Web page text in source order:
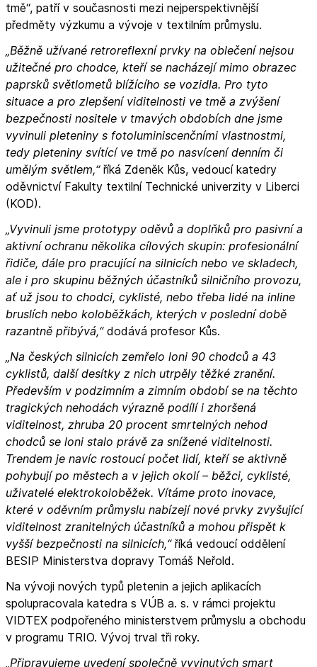
tmě“, patří v současnosti mezi nejperspektivnější
předměty výzkumu a vývoje v textilním průmyslu.
„Běžně užívané retroreflexní prvky na oblečení nejsou
užitečné pro chodce, kteří se nacházejí mimo obrazec
paprsků světlometů blížícího se vozidla. Pro tyto
situace a pro zlepšení viditelnosti ve tmě a zvýšení
bezpečnosti nositele v tmavých obdobích dne jsme
vyvinuli pleteniny s fotoluminiscenčními vlastnostmi,
tedy pleteniny svítící ve tmě po nasvícení denním či
umělým světlem,“říká Zdeněk Kůs, vedoucí katedry
oděvnictví Fakulty textilní Technické univerzity v Liberci
(KOD).
„Vyvinuli jsme prototypy oděvů a doplňků pro pasivní a
aktivní ochranu několika cílových skupin: profesionální
řidiče, dále pro pracující na silnicích nebo ve skladech,
ale i pro skupinu běžných účastníků silničního provozu,
ať už jsou to chodci, cyklisté, nebo třeba lidé na inline
bruslích nebo koloběžkách, kterých v poslední době
razantně přibývá,“dodává profesor Kůs.
„Na českých silnicích zemřelo loni 90 chodců a 43
cyklistů, další desítky z nich utrpěly těžké zranění.
Především v podzimním a zimním období se na těchto
tragických nehodách výrazně podílí i zhoršená
viditelnost, zhruba 20 procent smrtelných nehod
chodců se loni stalo právě za snížené viditelnosti.
Trendem je navíc rostoucí počet lidí, kteří se aktivně
pohybují po městech a v jejich okolí – běžci, cyklisté,
uživatelé elektrokoloběžek. Vítáme proto inovace,
které v oděvním průmyslu nabízejí nové prvky zvyšující
viditelnost zranitelných účastníků a mohou přispět k
vyšší bezpečnosti na silnicích,“říká vedoucí oddělení
BESIP Ministerstva dopravy Tomáš Neřold.
Na vývoji nových typů pletenin a jejich aplikacích
spolupracovala katedra s VÚB a. s. v rámci projektu
VIDTEX podpořeného ministerstvem průmyslu a obchodu
v programu TRIO. Vývoj trval tři roky.
„Připravujeme uvedení společně vyvinutých smart